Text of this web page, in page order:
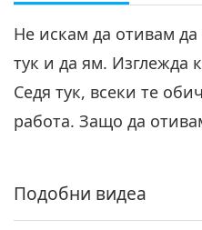
24:19
Между Учителя и учениците
27:05
5
Не искам да отивам
тук и да ям. Изглежда
Седя тук, всеки те
работа. Защо да
Подобни видеа